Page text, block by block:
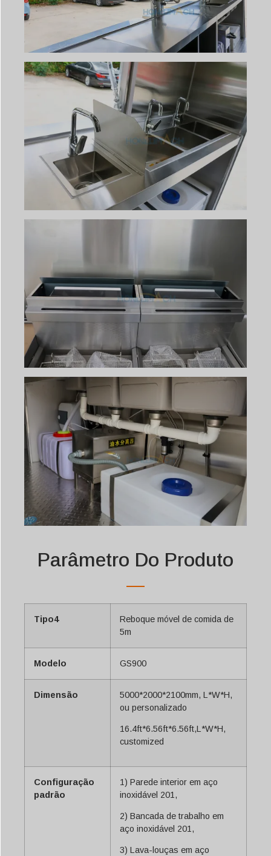
Parâmetro Do Produto
Tipo4
Reboque móvel de comida de
5m
Modelo GS900
Dimensão
5000*2000*2100mm, L*W*H,
ou personalizado
16.4ft*6.56ft*6.56ft,L*W*H,
customized
Configuração
padrão
1) Parede interior em aço
inoxidável 201,
2) Bancada de trabalho em
aço inoxidável 201,
3) Lava-louças em aço